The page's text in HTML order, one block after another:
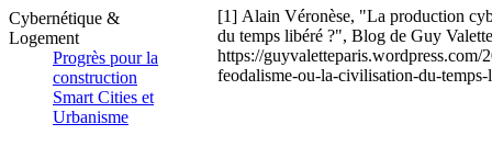
Cybernétique &
Logement
Progrès pour la
construction
Smart Cities et
Urbanisme
[1] Alain Véronèse, "La production
du temps libéré ?", Blog de Guy
https://
feodalisme-ou-la-civilisation-du-temps-